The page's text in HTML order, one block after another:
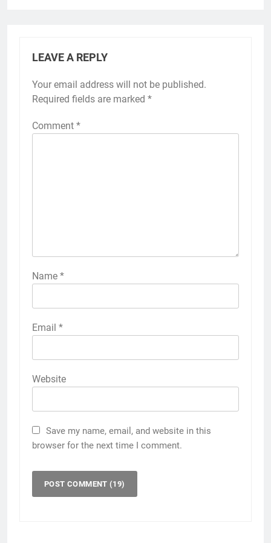
LEAVE A REPLY
Your email address will not be published.
Required fields are marked *
Comment *
Name *
Email *
Website
Save my name, email, and website in this
browser for the next time I comment.